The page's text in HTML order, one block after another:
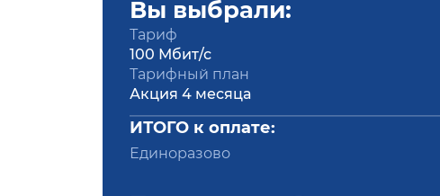
Вы выбрали:
Тариф
100 Мбит/с
Тарифный план
Акция 4 месяца
ИТОГО к оплате:
Единоразово